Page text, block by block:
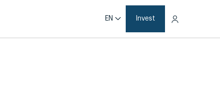
EN Invest